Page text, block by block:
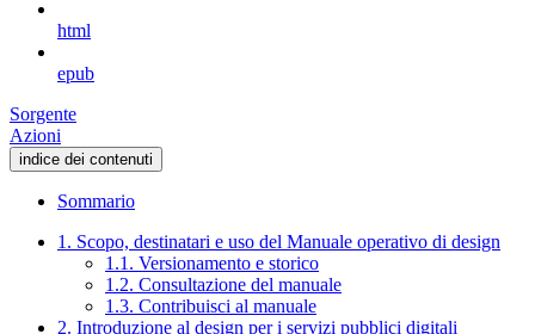
html
epub
Sorgente
Azioni
indice dei contenuti
Sommario
1. Scopo, destinatari e uso del Manuale operativo di design
1.1. Versionamento e storico
1.2. Consultazione del manuale
1.3. Contribuisci al manuale
2. Introduzione al design per i servizi pubblici digitali